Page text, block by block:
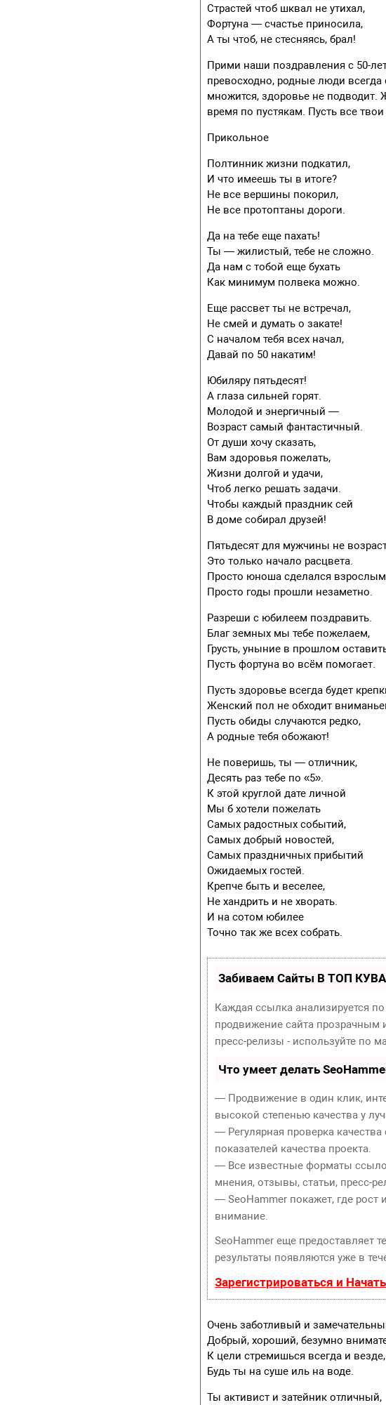
Страстей чтоб шквал не утихал,
Фортуна — счастье приносила,
А ты чтоб, не стесняясь, брал!
Прими наши поздравления с 50-
превосходно, родные люди
множится, здоровье не подводит.
время по пустякам. Пусть все
Прикольное
Полтинник жизни подкатил,
И что имеешь ты в итоге?
Не все вершины покорил,
Не все протоптаны дороги.
Да на тебе еще пахать!
Ты — жилистый, тебе не сложно.
Да нам с тобой еще бухать
Как минимум полвека можно.
Еще рассвет ты не встречал,
Не смей и думать о закате!
С началом тебя всех начал,
Давай по 50 накатим!
Юбиляру пятьдесят!
А глаза сильней горят.
Молодой и энергичный —
Возраст самый фантастичный.
От души хочу сказать,
Вам здоровья пожелать,
Жизни долгой и удачи,
Чтоб легко решать задачи.
Чтобы каждый праздник сей
В доме собирал друзей!
Пятьдесят для мужчины не
Это только начало расцвета.
Просто юноша сделался
Просто годы прошли незаметно.
Разреши с юбилеем поздравить.
Благ земных мы тебе пожелаем,
Грусть, уныние в прошлом
Пусть фортуна во всём помогает.
Пусть здоровье всегда будет
Женский пол не обходит
Пусть обиды случаются редко,
А родные тебя обожают!
Не поверишь, ты — отличник,
Десять раз тебе по «5».
К этой круглой дате личной
Мы б хотели пожелать
Самых радостных событий,
Самых добрый новостей,
Самых праздничных прибытий
Ожидаемых гостей.
Крепче быть и веселее,
Не хандрить и не хворать.
И на сотом юбилее
Точно так же всех собрать.
Забиваем Сайты В ТОП
Каждая ссылка анализируется
продвижение сайта прозрачным
пресс-релизы - используйте по
Что умеет делать
— Продвижение в один клик,
высокой степенью качества у
— Регулярная проверка
показателей качества проекта.
— Все известные форматы
мнения, отзывы, статьи, пресс-
— SeoHammer покажет, где рост
внимание.
SeoHammer еще предоставляет
результаты появляются уже в
Зарегистрироваться и
Очень заботливый и
Добрый, хороший, безумно
К цели стремишься всегда и везде,
Будь ты на суше иль на воде.
Ты активист и затейник отличный,